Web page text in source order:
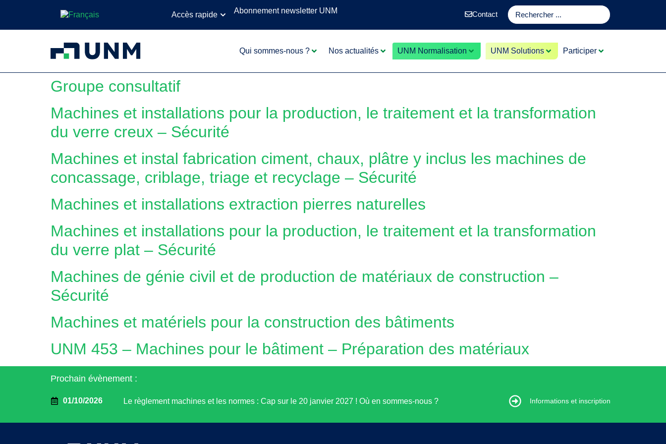
Accès rapide Abonnement newsletter UNM Contact
Qui sommes-nous ? Nos actualités UNM Normalisation UNM Solutions Participer
Groupe consultatif
Machines et installations pour la production, le traitement et la transformation
du verre creux – Sécurité
Machines et instal fabrication ciment, chaux, plâtre y inclus les machines de
concassage, criblage, triage et recyclage – Sécurité
Machines et installations extraction pierres naturelles
Machines et installations pour la production, le traitement et la transformation
du verre plat – Sécurité
Machines de génie civil et de production de matériaux de construction –
Sécurité
Machines et matériels pour la construction des bâtiments
UNM 453 – Machines pour le bâtiment – Préparation des matériaux
Prochain évènement :
01/10/2026 Le règlement machines et les normes : Cap sur le 20 janvier 2027 ! Où en sommes-nous ? Informations et inscription
Informations et inscription